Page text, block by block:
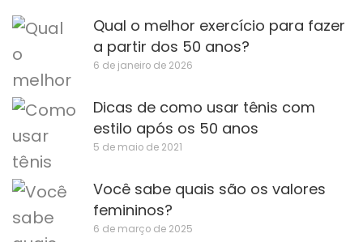
Qual o melhor exercício para fazer
a partir dos 50 anos?
6 de janeiro de 2026
Dicas de como usar tênis com
estilo após os 50 anos
5 de maio de 2021
Você sabe quais são os valores
femininos?
6 de março de 2025